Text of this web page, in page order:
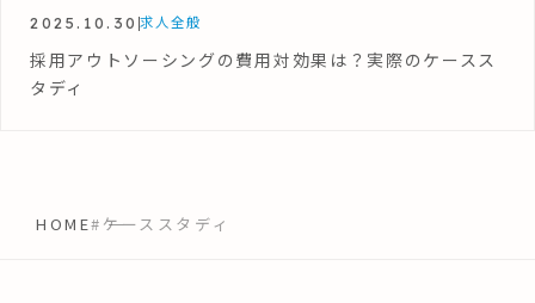
2025.10.30 求人全般
採用アウトソーシングの費用対効果は？実際のケースス
タディ
HOME#ケーススタディ